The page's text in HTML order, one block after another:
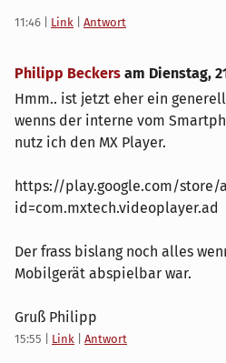
11:46 Link Antwort
Philipp Beckers am Dienstag,
Hmm.. ist jetzt eher ein
wenns der interne vom
nutz ich den MX Player.
https://play.google.com/store/
id=com.mxtech.videoplayer.ad
Der frass bislang noch alles
Mobilgerät abspielbar war.
Gruß Philipp
15:55 Link Antwort